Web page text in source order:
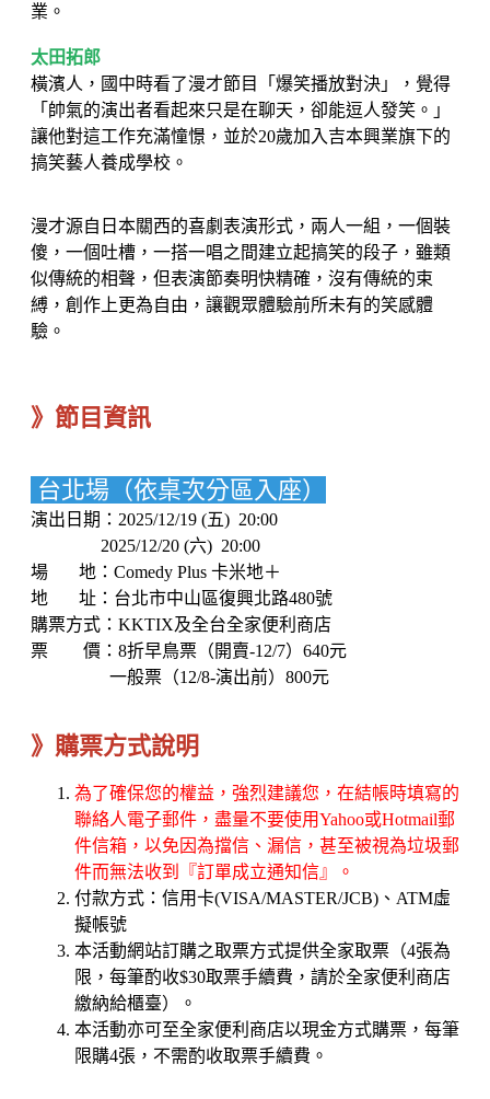
業。
太田拓郎
橫濱人，國中時看了漫才節目「爆笑播放對決」，覺得
「帥氣的演出者看起來只是在聊天，卻能逗人發笑。」
讓他對這工作充滿憧憬，並於20歲加入吉本興業旗下的
搞笑藝人養成學校。
漫才源自日本關西的喜劇表演形式，兩人一組，一個裝
傻，一個吐槽，一搭一唱之間建立起搞笑的段子，雖類
似傳統的相聲，但表演節奏明快精確，沒有傳統的束
縛，創作上更為自由，讓觀眾體驗前所未有的笑感體
驗。
》節目資訊
台北場（依桌次分區入座）
演出日期：2025/12/19 (五) 20:00
2025/12/20 (六) 20:00
場 地：Comedy Plus 卡米地＋
地 址：台北市中山區復興北路480號
購票方式：KKTIX及全台全家便利商店
票 價：8折早鳥票（開賣-12/7）640元
一般票（12/8-演出前）800元
》購票方式說明
為了確保您的權益，強烈建議您，在結帳時填寫的
聯絡人電子郵件，盡量不要使用Yahoo或Hotmail郵
件信箱，以免因為擋信、漏信，甚至被視為垃圾郵
件而無法收到『訂單成立通知信』。
付款方式：信用卡(VISA/MASTER/JCB)、ATM虛
擬帳號
本活動網站訂購之取票方式提供全家取票（4張為
限，每筆酌收$30取票手續費，請於全家便利商店
繳納給櫃臺）。
本活動亦可至全家便利商店以現金方式購票，每筆
限購4張，不需酌收取票手續費。